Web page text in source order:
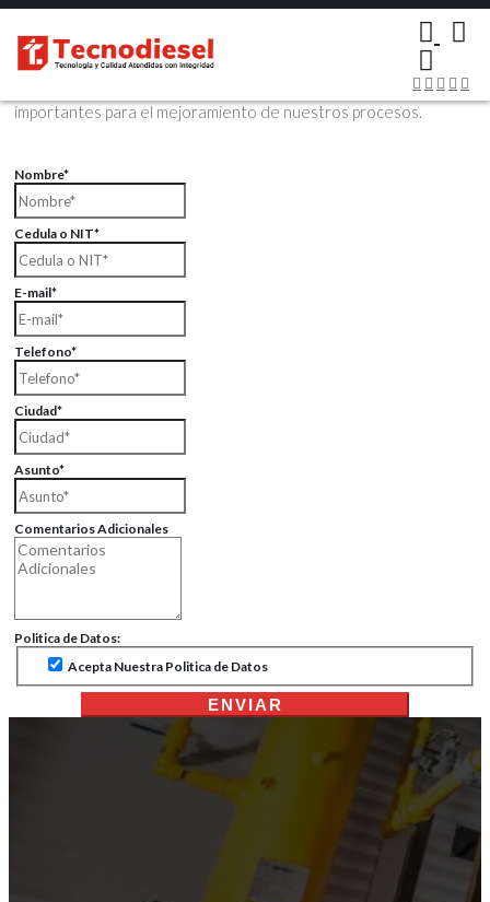
Contáctenos Vía Email
Envíenos sus datos con sus comentarios, sus opiniones son muy
importantes para el mejoramiento de nuestros procesos.
Nombre*
Cedula o NIT*
E-mail*
Telefono*
Ciudad*
Asunto*
Comentarios Adicionales
Politica de Datos:
Acepta Nuestra Politica de Datos
ENVIAR